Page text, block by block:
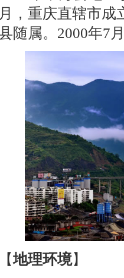
月，重庆直辖市成
随属。2000年7
【地理环境】